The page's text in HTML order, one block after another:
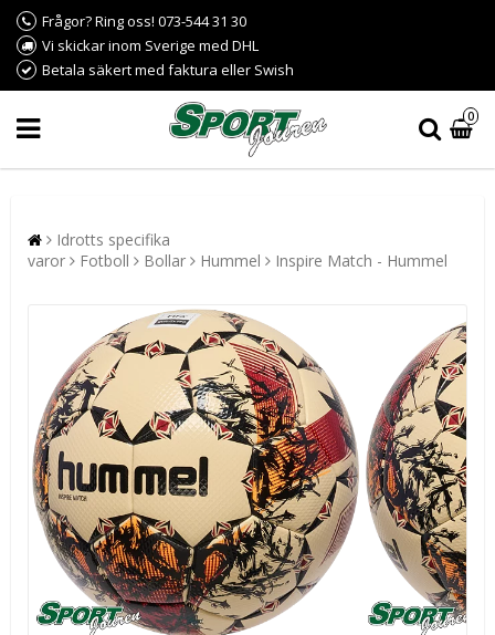
Frågor? Ring oss! 073-544 31 30
Vi skickar inom Sverige med DHL
Betala säkert med faktura eller Swish
0
Idrotts specifika
varor
Fotboll Bollar Hummel Inspire Match - Hummel